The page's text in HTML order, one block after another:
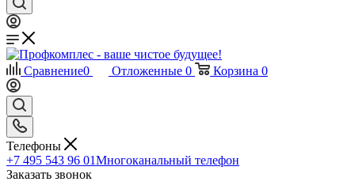
Сравнение0 Отложенные 0 Корзина 0
Телефоны
+7 495 543 96 01Многоканальный телефон
Заказать звонок